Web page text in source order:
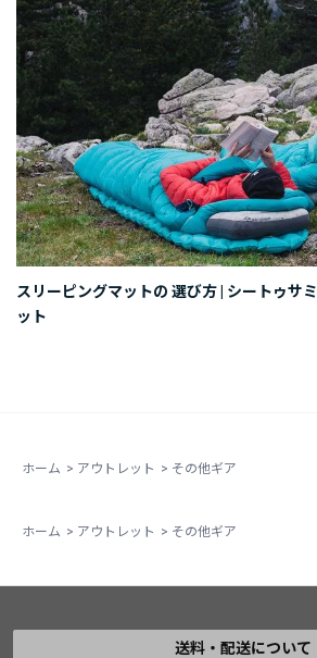
スリーピングマットの 選び方 | シートゥサミ
ット
ホーム > アウトレット > その他ギア
ホーム > アウトレット > その他ギア
送料・配送について